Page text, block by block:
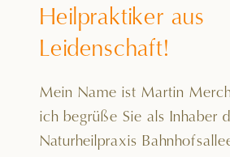
Heilpraktiker aus
Leidenschaft!
Mein Name ist Martin
ich begrüße Sie als Inhaber
Naturheilpraxis